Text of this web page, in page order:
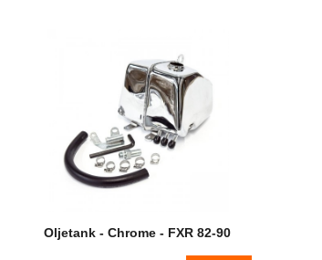
Oljetank - Chrome - FXR 82-90